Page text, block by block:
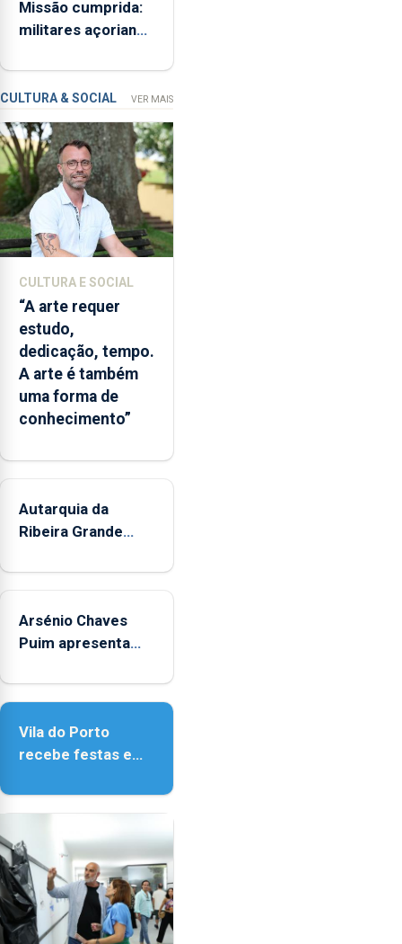
iniciativa
“Museus
Verão”,
que
garante
a
abertura
dos
museus
e
núcleos
integrados
na
Rede
Municipal
de
Museus
aos
durante
mês
de
entre
14h00
e
18h00.
ME
Missão cumprida:
militares açorianos
missão na Roménia
CULTURA & SOCIAL VER MAIS
CULTURA E SOCIAL
“A arte requer
estudo,
dedicação, tempo.
A arte é também
uma forma de
conhecimento”
Autarquia da
Ribeira Grande
"Museus no Verão"
Arsénio Chaves
Puim apresenta
de Vila do Porto
Vila do Porto
recebe festas em
Senhora da